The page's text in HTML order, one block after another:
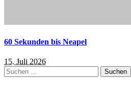
60 Sekunden bis Neapel
15. Juli 2026
Suchen
nach: